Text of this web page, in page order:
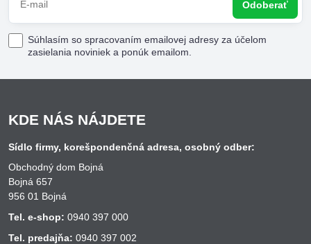
Odoberať
Súhlasím so spracovaním emailovej adresy za účelom
zasielania noviniek a ponúk emailom.
KDE NÁS NÁJDETE
Sídlo firmy, korešpondenčná adresa, osobný odber:
Obchodný dom Bojná
Bojná 657
956 01 Bojná
Tel. e-shop: 0940 397 000
Tel. predajňa: 0940 397 002